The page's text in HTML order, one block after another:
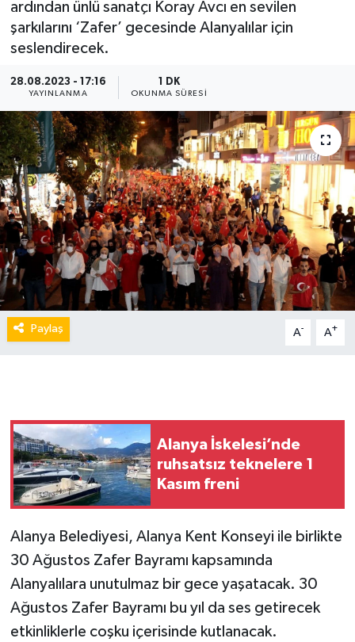
ardından ünlü sanatçı Koray Avcı en sevilen
şarkılarını ‘Zafer’ gecesinde Alanyalılar için
seslendirecek.
28.08.2023 - 17:16
YAYINLANMA
1 DK
OKUNMA SÜRESI
Paylaş A- A+
Alanya İskelesi’nde
ruhsatsız teknelere 1
Kasım freni
Alanya Belediyesi, Alanya Kent Konseyi ile birlikte
30 Ağustos Zafer Bayramı kapsamında
Alanyalılara unutulmaz bir gece yaşatacak. 30
Ağustos Zafer Bayramı bu yıl da ses getirecek
etkinliklerle coşku içerisinde kutlanacak.